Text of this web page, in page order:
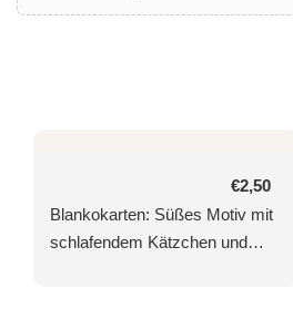
Normaler
Preis
€2,50
Blankokarten: Süßes Motiv mit
schlafendem Kätzchen und